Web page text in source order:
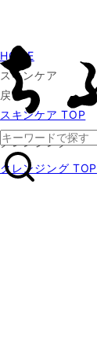
HOME
スキンケア
戻る
スキンケア TOP
クレンジング
クレンジング TOP